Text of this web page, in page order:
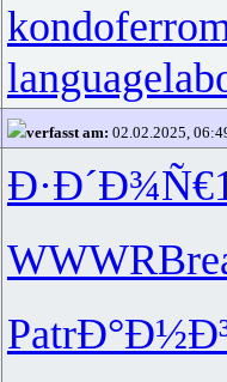
verfasst am: 02.02.2025,
Ð·Ð´Ð¾Ñ€
WWWR
Patr